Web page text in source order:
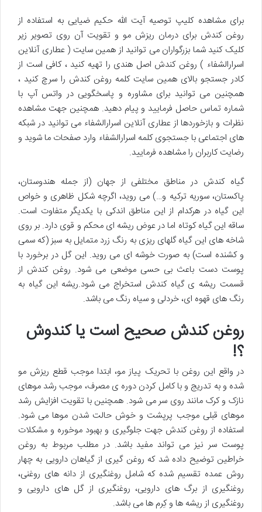
برای مشاهده کلیپ توصیه آیت الله حکیم ضیایی به استفاده از
روغن کندش برای درمان ریزش مو و تقویت آن روی تصویر زیر
کلیک کنید شما بزرگواران می توانید از همین سایت ( عطاری آنلاین
اسرارالشفاء ) روغن کندش اصل هندی را تهیه کنید ، کافی است از
کادر جستجو بالای همین سایت کلمه روغن کندش را سرچ کنید ،
همچنین می توانید برای مشاوره و پاسخگویی در واتس آپ با
شماره تماس حاصل فرمایید و پیام دهید. همچنین جهت مشاهده
نظرات و بازخوردها از عطاری آنلاین اسرارالشفاء می توانید در شبکه
های اجتماعی با جستجوی کلمه اسرارالشفاء وارد صفحات ما شوید و
رضایت کاربران را مشاهده فرمایید.
گیاه کندش در مناطق مختلفی از جهان (از جمله هندوستان،
پاکستان، سوریه ترکیه و…) می روید، اگرچه شکل ظاهری و خواص
این گیاه در هرکدام از این مناطق اندکی با یکدیگر متفاوت است.
ساقه این گیاه کوتاه اما در عوض ریشه ای محکم و قوی دارد. بر روی
شاخه های این گیاه گلهای ریزی به رنگ زرد متمایل به سبز (که سمی
و کشنده است) به صورت خوشه ای می روید. این گل در برخورد با
پوست دست باعث بی حسی موضعی می شود. روغن کندش از
قسمت ریشه ی گیاه کندش استخراج می شود.ریشه این گیاه به
رنگ های قهوه ای، خردلی و سیاه رنگ می باشد.
روغن کندش صحیح است یا کندوش
؟!
در واقع این روغن با تحریک پیاز مو، ابتدا موجب قطع ریزش مو
شده و به تدریج و با کامل کردن دوره ی مصرف، موجب رشد موهای
نازک و کرک مانند روی سر می شود. همچنین با تقویت افزایش رشد
موهای قبلی موجب پرپشت و خوش حالت شدن موها می شود.
استفاده از روغن کندش جهت جلوگیری و بهبود موخوره و مشکلات
پوست سر نیز می تواند مفید باشد. در مطلب مربوط به روغن
خراطین توضیح داده شد که روغن گیری از گیاهان دارویی به چهار
روش عمده تقسیم شده که شامل روغنگیری از دانه های روغنی،
روغنگیری از برگ های دارویی، روغنگیری از گل های دارویی و
روغنگیری از ریشه ها و کِرم ها می باشد.